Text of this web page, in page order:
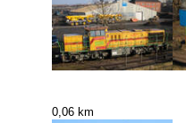
0,06 km